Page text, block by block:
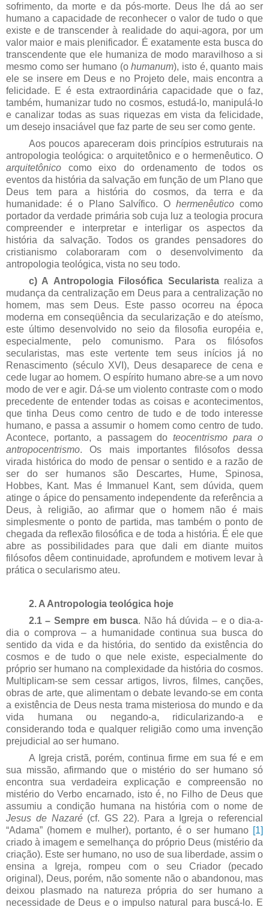
sofrimento, da morte e da pós-morte. Deus lhe dá ao ser
humano a capacidade de reconhecer o valor de tudo o que
existe e de transcender à realidade do aqui-agora, por um
valor maior e mais plenificador. É exatamente esta busca do
transcendente que ele humaniza de modo maravilhoso a si
mesmo como ser humano (ohumanum), isto é, quanto mais
ele se insere em Deus e no Projeto dele, mais encontra a
felicidade. E é esta extraordinária capacidade que o faz,
também, humanizar tudo no cosmos, estudá-lo, manipulá-lo
e canalizar todas as suas riquezas em vista da felicidade,
um desejo insaciável que faz parte de seu ser como gente.
Aos poucos apareceram dois princípios estruturais na
antropologia teológica: o arquitetônico e o hermenêutico. O
arquitetônico como eixo do ordenamento de todos os
eventos da história da salvação em função de um Plano que
Deus tem para a história do cosmos, da terra e da
humanidade: é o Plano Salvífico. Ohermenêuticocomo
portador da verdade primária sob cuja luz a teologia procura
compreender e interpretar e interligar os aspectos da
história da salvação. Todos os grandes pensadores do
cristianismo colaboraram com o desenvolvimento da
antropologia teológica, vista no seu todo.
c) A Antropologia Filosófica Secularistarealiza a
mudança da centralização em Deus para a centralização no
homem, mas sem Deus. Este passo ocorreu na época
moderna em conseqüência da secularização e do ateísmo,
este último desenvolvido no seio da filosofia européia e,
especialmente, pelo comunismo. Para os filósofos
secularistas, mas este vertente tem seus inícios já no
Renascimento (século XVI), Deus desaparece de cena e
cede lugar ao homem. O espírito humano abre-se a um novo
modo de ver e agir. Dá-se um violento contraste com o modo
precedente de entender todas as coisas e acontecimentos,
que tinha Deus como centro de tudo e de todo interesse
humano, e passa a assumir o homem como centro de tudo.
Acontece, portanto, a passagem doteocentrismo para o
antropocentrismo. Os mais importantes filósofos dessa
virada histórica do modo de pensar o sentido e a razão de
ser do ser humanos são Descartes, Hume, Spinosa,
Hobbes, Kant. Mas é Immanuel Kant, sem dúvida, quem
atinge o ápice do pensamento independente da referência a
Deus, à religião, ao afirmar que o homem não é mais
simplesmente o ponto de partida, mas também o ponto de
chegada da reflexão filosófica e de toda a história. É ele que
abre as possibilidades para que dali em diante muitos
filósofos dêem continuidade, aprofundem e motivem levar à
prática o secularismo ateu.
2. AAntropologia teológica hoje
2.1 – Sempre em busca. Não há dúvida – e o dia-a-
dia o comprova – a humanidade continua sua busca do
sentido da vida e da história, do sentido da existência do
cosmos e de tudo o que nele existe, especialmente do
próprio ser humano na complexidade da história do cosmos.
Multiplicam-se sem cessar artigos, livros, filmes, canções,
obras de arte, que alimentam o debate levando-se em conta
a existência de Deus nesta trama misteriosa do mundo e da
vida humana ou negando-a, ridicularizando-a e
considerando toda e qualquer religião como uma invenção
prejudicial ao ser humano.
A Igreja cristã, porém, continua firme em sua fé e em
sua missão, afirmando que o mistério do ser humano só
encontra sua verdadeira explicação e compreensão no
mistério do Verbo encarnado, isto é, no Filho de Deus que
assumiu a condição humana na história com o nome de
Jesus de Nazaré(cf. GS 22). Para a Igreja o referencial
“Adama” (homem e mulher), portanto, é o ser humano [1]
criado à imagem e semelhança do próprio Deus (mistério da
criação). Este ser humano, no uso de sua liberdade, assim o
ensina a Igreja, rompeu com o seu Criador (pecado
original), Deus, porém, não somente não o abandonou, mas
deixou plasmado na natureza própria do ser humano a
necessidade de Deus e o impulso natural para buscá-lo. E